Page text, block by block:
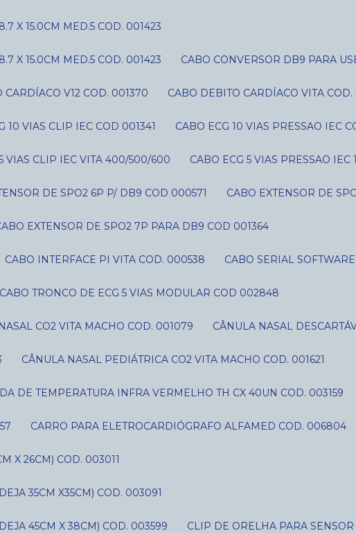
X 15.0CM MED.5 COD. 001423
X 15.0CM MED.5 COD. 001423 CABO CONVERSOR DB9 PARA
CARDÍACO V12 COD. 001370 CABO DEBITO CARDÍACO VITA
10 VIAS CLIP IEC COD 001341 CABO ECG 10 VIAS PRESSAO IEC
5 VIAS CLIP IEC VITA 400/500/600 CABO ECG 5 VIAS PRESSAO
DE SPO2 6P P/ DB9 COD 000571 CABO EXTENSOR DE
CABO EXTENSOR DE SPO2 7P PARA DB9 COD 001364
CABO INTERFACE PI VITA COD. 000538 CABO SERIAL
CABO TRONCO DE ECG 5 VIAS MODULAR COD 002848
NASAL CO2 VITA MACHO COD. 001079 CÂNULA NASAL
CÂNULA NASAL PEDIÁTRICA CO2 VITA MACHO COD. 001621
DE TEMPERATURA INFRA VERMELHO TH CX 40UN COD. 003159
CARRO PARA ELETROCARDIÓGRAFO ALFAMED COD. 006804
X 26CM) COD. 003011
35CM X35CM) COD. 003091
45CM X 38CM) COD. 003599 CLIP DE ORELHA PARA